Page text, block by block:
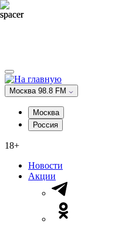
Москва 98.8 FM
Москва
Россия
18+
Новости
Акции